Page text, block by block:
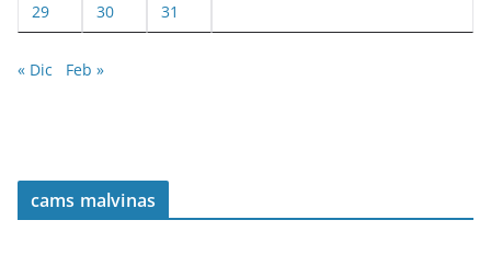
29 30 31
« Dic Feb »
cams malvinas